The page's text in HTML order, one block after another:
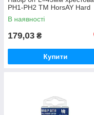
PH1-PH2 ТМ HorsAY Hard
В наявності
179,03 ₴
Купити